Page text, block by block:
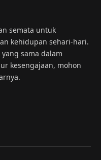
semata untuk
kehidupan sehari-hari.
sama dalam
kesengajaan, mohon